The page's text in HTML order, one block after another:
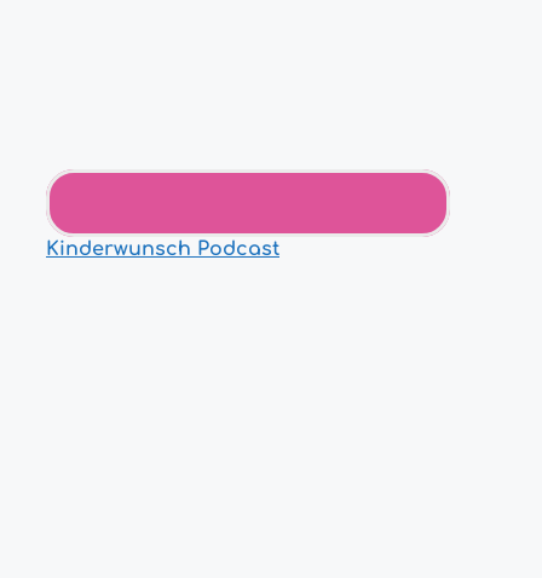
Kinderwunsch Podcast